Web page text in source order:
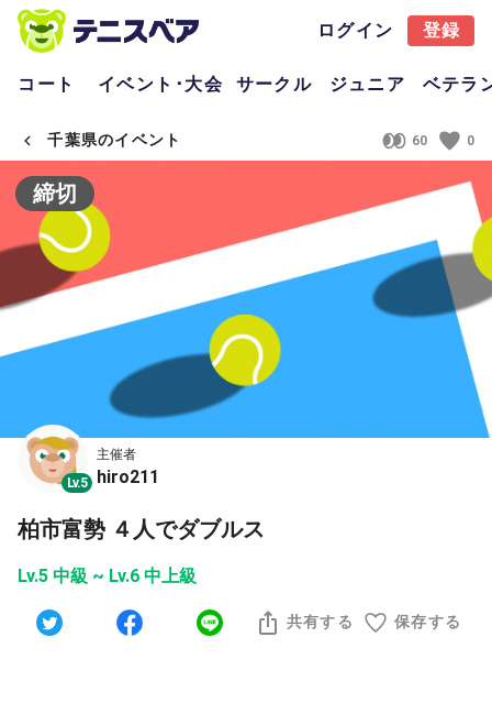
ログイン 登録
コート イベント･大会 サークル ジュニア ベテラ
千葉県のイベント 60 0
締切
Lv.5
主催者
hiro211
柏市富勢 ４人でダブルス
Lv.5 中級 ~ Lv.6 中上級
共有する 保存する